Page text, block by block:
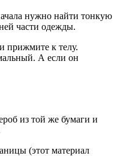
нужно найти тонкую
части одежды.
прижмите к телу.
А если он
из той же бумаги и
(этот материал